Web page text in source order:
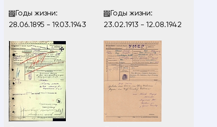
Годы жизни:
28.06.1895 - 19.03.1943
Годы жизни:
23.02.1913 - 12.08.1942